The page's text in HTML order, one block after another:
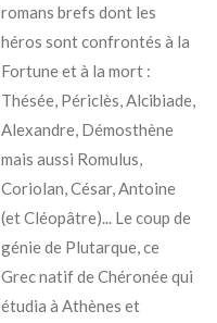
romans brefs dont les
héros sont confrontés à la
Fortune et à la mort :
Thésée, Périclès, Alcibiade,
Alexandre, Démosthène
mais aussi Romulus,
Coriolan, César, Antoine
(et Cléopâtre)... Le coup de
génie de Plutarque, ce
Grec natif de Chéronée qui
étudia à Athènes et